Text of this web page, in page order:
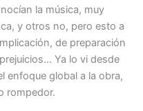
la música, muy
y otros no, pero esto a
de preparación
Ya lo vi desde
enfoque global a la obra,
rompedor.